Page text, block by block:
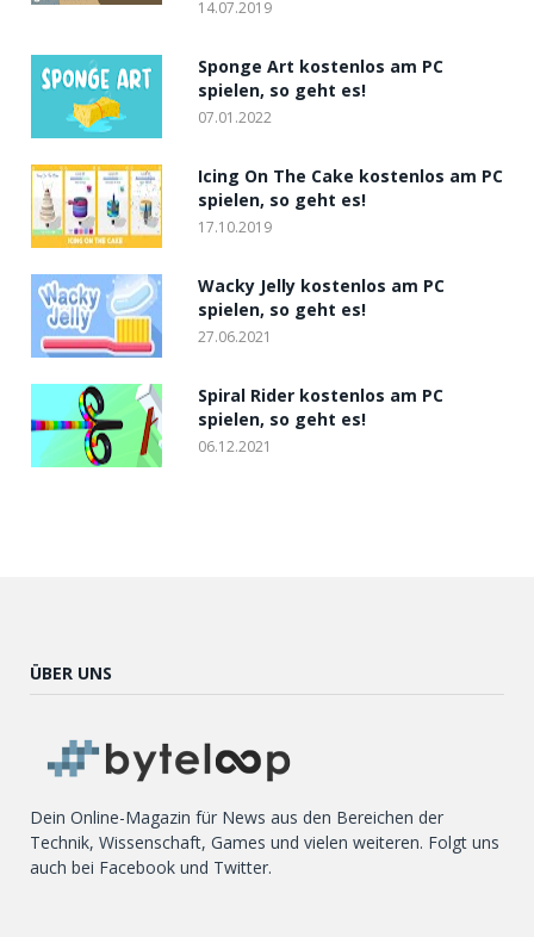
14.07.2019
Sponge Art kostenlos am PC
spielen, so geht es!
07.01.2022
Icing On The Cake kostenlos am PC
spielen, so geht es!
17.10.2019
Wacky Jelly kostenlos am PC
spielen, so geht es!
27.06.2021
Spiral Rider kostenlos am PC
spielen, so geht es!
06.12.2021
ÜBER UNS
Dein Online-Magazin für News aus den Bereichen der
Technik, Wissenschaft, Games und vielen weiteren. Folgt uns
auch bei Facebook und Twitter.